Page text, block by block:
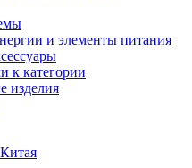
и элементы питания
к категории
изделия